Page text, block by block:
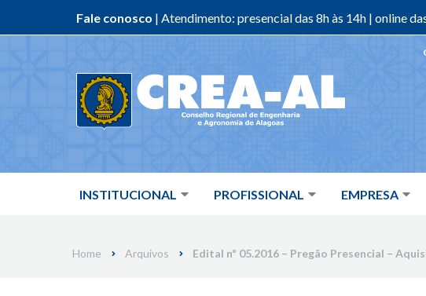
Fale conosco | Atendimento: presencial das 8h às 14h | online
INSTITUCIONAL PROFISSIONAL EMPRESA
Home Arquivos Edital nº 05.2016 – Pregão Presencial –